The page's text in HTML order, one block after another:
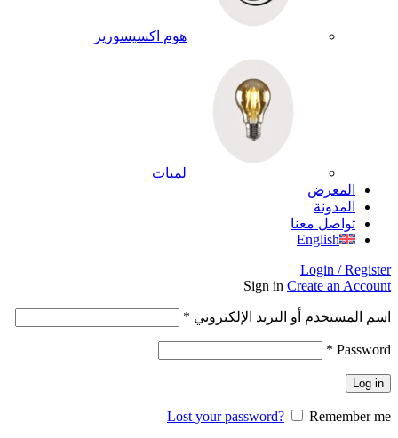
هوم اكسيسوريز
لمبات
المعرض
المدونة
تواصل معنا
English
Login / Register
Sign in Create an Account
اسم المستخدم أو البريد الإلكتروني *
Password
*
Log in
Lost your password?
Remember me